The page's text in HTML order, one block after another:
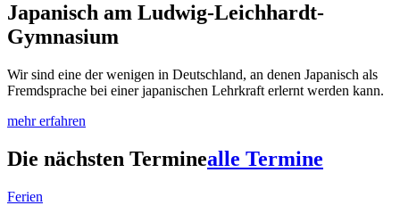
Japanisch am Ludwig-Leichhardt-
Gymnasium
Wir sind eine der wenigen in Deutschland, an denen Japanisch als
Fremdsprache bei einer japanischen Lehrkraft erlernt werden kann.
mehr erfahren
Die nächsten Terminealle Termine
Ferien